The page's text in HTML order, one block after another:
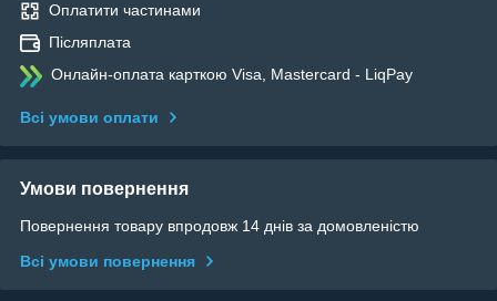
Оплатити частинами
Післяплата
Онлайн-оплата карткою Visa, Mastercard - LiqPay
Всі умови оплати
Умови повернення
Повернення товару впродовж 14 днів за домовленістю
Всі умови повернення